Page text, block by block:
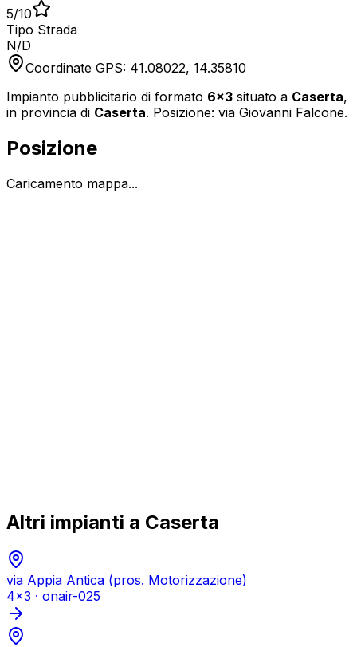
5/10
Tipo Strada
N/D
Coordinate GPS: 41.08022, 14.35810
Impianto pubblicitario di formato 6x3 situato a Caserta,
in provincia di Caserta. Posizione: via Giovanni Falcone.
Posizione
Caricamento mappa...
Altri impianti a Caserta
via Appia Antica (pros. Motorizzazione)
4x3 · onair-025